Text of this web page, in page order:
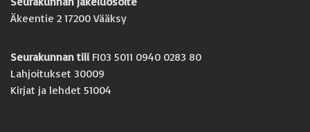
Äkeentie 2 17200 Vääksy
Seurakunnan tili FI03 5011 0940 0283 80
Lahjoitukset 30009
Kirjat ja lehdet 51004